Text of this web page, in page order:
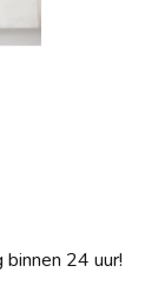
24 uur!